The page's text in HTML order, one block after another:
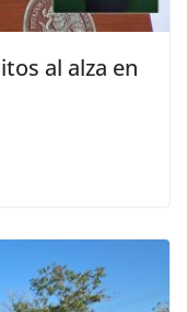
al alza en